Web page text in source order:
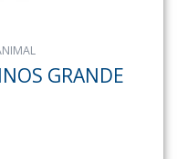
GRANDE